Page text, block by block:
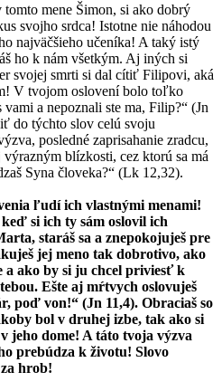
mene Šimon, si ako dobrý
svojho srdca! Istotne nie náhodou
najväčšieho učeníka! A taký istý
ho k nám všetkým. Aj iných si
svojej smrti si dal cítiť Filipovi, aká
V tvojom oslovení bolo toľko
a nepoznali ste ma, Filip?“ (Jn
do týchto slov celú svoju
posledné zaprisahanie zradcu,
blízkosti, cez ktorú sa má
Syna človeka?“ (Lk 12,32).
ľudí ich vlastnými menami!
si ich ty sám oslovil ich
staráš sa a znepokojuješ pre
jej meno tak dobrotivo, ako
a ako by si ju chcel priviesť k
Ešte aj mŕtvych oslovuješ
poď von!“ (Jn 11,4). Obraciaš so
bol v druhej izbe, tak ako si
jeho dome! A táto tvoja výzva
prebúdza k životu! Slovo
hrob!